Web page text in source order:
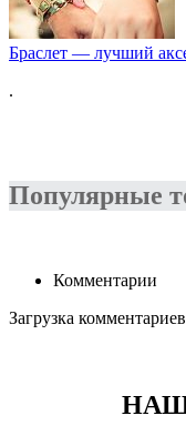
Браслет — лучший
.
Популярные
Комментарии
Загрузка